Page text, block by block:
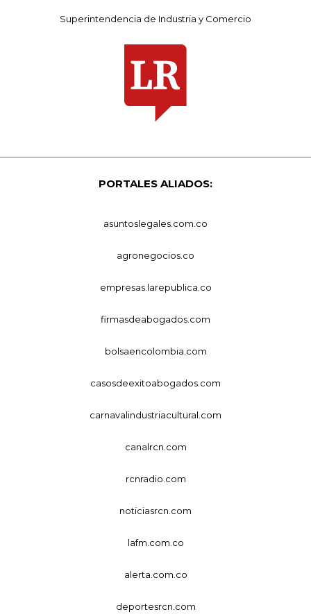
Superintendencia de Industria y Comercio
PORTALES ALIADOS:
asuntoslegales.com.co
agronegocios.co
empresas.larepublica.co
firmasdeabogados.com
bolsaencolombia.com
casosdeexitoabogados.com
carnavalindustriacultural.com
canalrcn.com
rcnradio.com
noticiasrcn.com
lafm.com.co
alerta.com.co
deportesrcn.com